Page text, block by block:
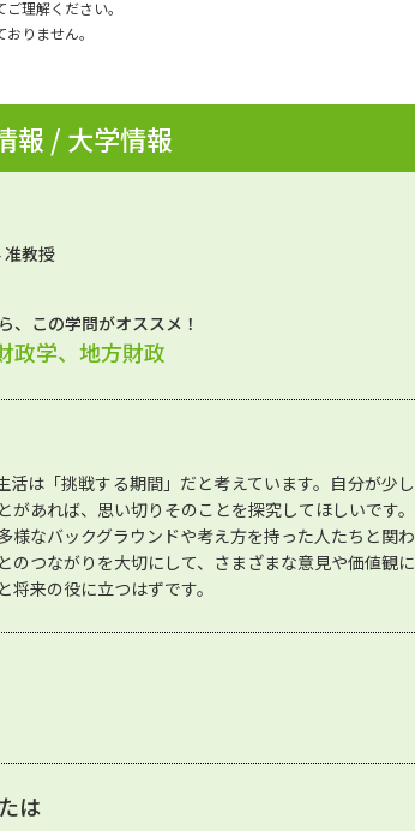
理解ください。
りません。
報 / 大学情報
准教授
、この学問がオススメ！
政学、地方財政
は「挑戦する期間」だと考えています。自分が少し
あれば、思い切りそのことを探究してほしいです。
様なバックグラウンドや考え方を持った人たちと関わ
のつながりを大切にして、さまざまな意見や価値観に
来の役に立つはずです。
は